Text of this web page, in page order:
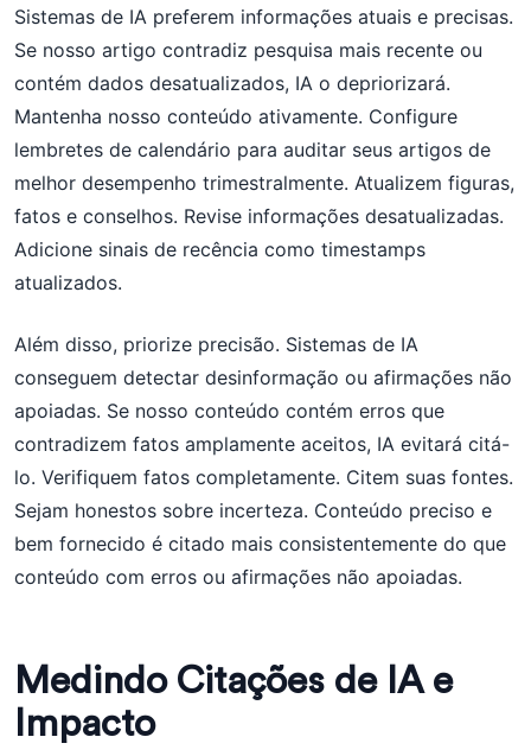
Sistemas de IA preferem informações atuais e precisas.
Se nosso artigo contradiz pesquisa mais recente ou
contém dados desatualizados, IA o depriorizará.
Mantenha nosso conteúdo ativamente. Configure
lembretes de calendário para auditar seus artigos de
melhor desempenho trimestralmente. Atualizem figuras,
fatos e conselhos. Revise informações desatualizadas.
Adicione sinais de recência como timestamps
atualizados.
Além disso, priorize precisão. Sistemas de IA
conseguem detectar desinformação ou afirmações não
apoiadas. Se nosso conteúdo contém erros que
contradizem fatos amplamente aceitos, IA evitará citá-
lo. Verifiquem fatos completamente. Citem suas fontes.
Sejam honestos sobre incerteza. Conteúdo preciso e
bem fornecido é citado mais consistentemente do que
conteúdo com erros ou afirmações não apoiadas.
Medindo Citações de IA e
Impacto